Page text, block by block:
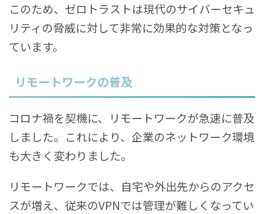
このため、ゼロトラストは現代のサイバーセキュ
リティの脅威に対して非常に効果的な対策となっ
ています。
リモートワークの普及
コロナ禍を契機に、リモートワークが急速に普及
しました。これにより、企業のネットワーク環境
も大きく変わりました。
リモートワークでは、自宅や外出先からのアクセ
スが増え、従来のVPNでは管理が難しくなってい